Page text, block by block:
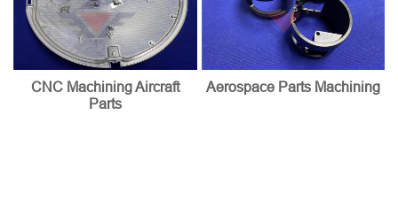
CNC Machining Aircraft
Parts
Aerospace Parts Machining